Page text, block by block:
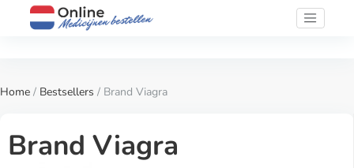
Home / Bestsellers / Brand Viagra
Brand Viagra